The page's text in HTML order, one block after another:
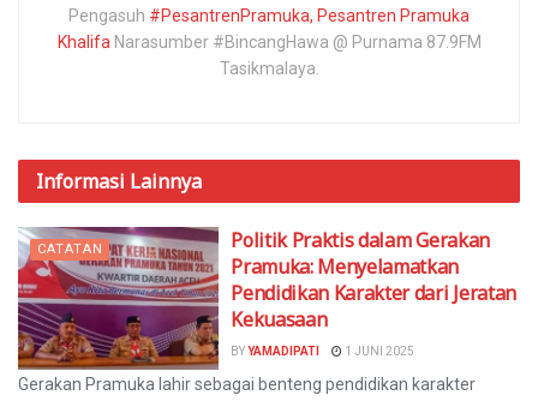
Pengasuh #PesantrenPramuka, Pesantren Pramuka
Khalifa Narasumber #BincangHawa @ Purnama 87.9FM
Tasikmalaya.
Informasi Lainnya
CATATAN
Politik Praktis dalam Gerakan
Pramuka: Menyelamatkan
Pendidikan Karakter dari Jeratan
Kekuasaan
BYYAMADIPATI 1 JUNI 2025
Gerakan Pramuka lahir sebagai benteng pendidikan karakter